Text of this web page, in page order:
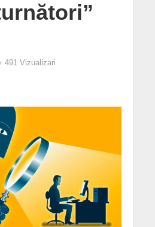
491 Vizualizari